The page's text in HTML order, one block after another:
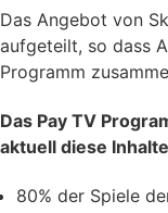
Das Angebot von
aufgeteilt, so dass
Programm
Das Pay TV
aktuell diese
80% der Spiele